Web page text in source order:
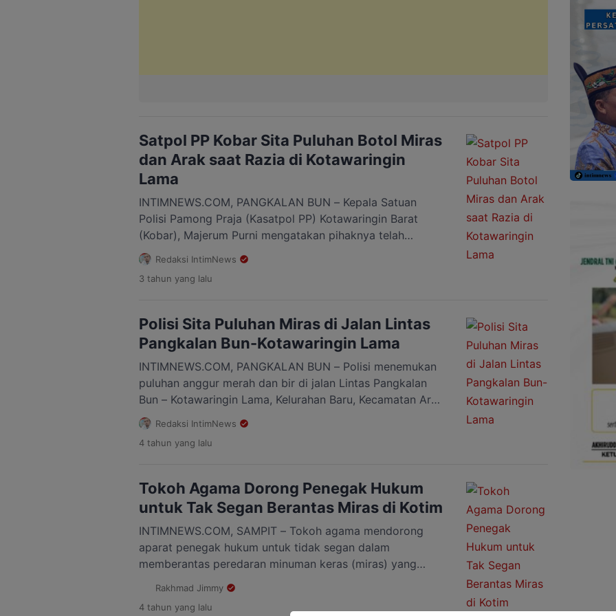
Satpol PP Kobar Sita Puluhan Botol Miras
dan Arak saat Razia di Kotawaringin
Lama
INTIMNEWS.COM, PANGKALAN BUN – Kepala Satuan
Polisi Pamong Praja (Kasatpol PP) Kotawaringin Barat
(Kobar), Majerum Purni mengatakan pihaknya telah
menyita sebanyak puluhan botol minuman keras (miras)
dan Arak serta tuak di desa Riam Durian Kecamatan
Kotawaringin Lama, Kamis, (4/5/2023). “Ya, terkait dengan
penindakan terhadap penjualan miras yang tanpa […]
Redaksi IntimNews
3 tahun yang lalu
Polisi Sita Puluhan Miras di Jalan Lintas
Pangkalan Bun-Kotawaringin Lama
INTIMNEWS.COM, PANGKALAN BUN – Polisi menemukan
puluhan anggur merah dan bir di jalan Lintas Pangkalan
Bun – Kotawaringin Lama, Kelurahan Baru, Kecamatan Arut
Selatan, Kabupaten Kotawaringin Barat, pada Senin
(16/1/2023). Total ada 49 anggur merah dan 15 bir yang
ditemukan. “Ya di salah satu warung, di jalan lintas
Redaksi IntimNews
4 tahun yang lalu
Tokoh Agama Dorong Penegak Hukum
untuk Tak Segan Berantas Miras di Kotim
INTIMNEWS.COM, SAMPIT – Tokoh agama mendorong
aparat penegak hukum untuk tidak segan dalam
memberantas peredaran minuman keras (miras) yang
Sarifuddin menegaskan apabila peredaran miras di Kotim
telah melanggar aturan yang telah ditetapkan, maka pihak
Rakhmad Jimmy
4 tahun yang lalu